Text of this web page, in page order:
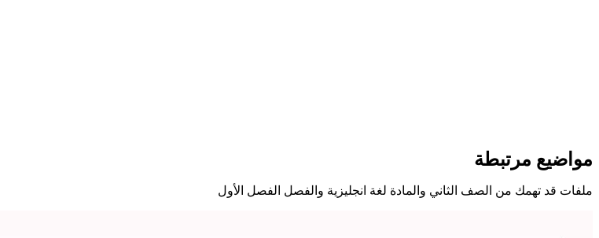
مواضيع مرتبطة
ملفات قد تهمك من الصف الثاني والمادة لغة انجليزية والفصل الفصل الأول